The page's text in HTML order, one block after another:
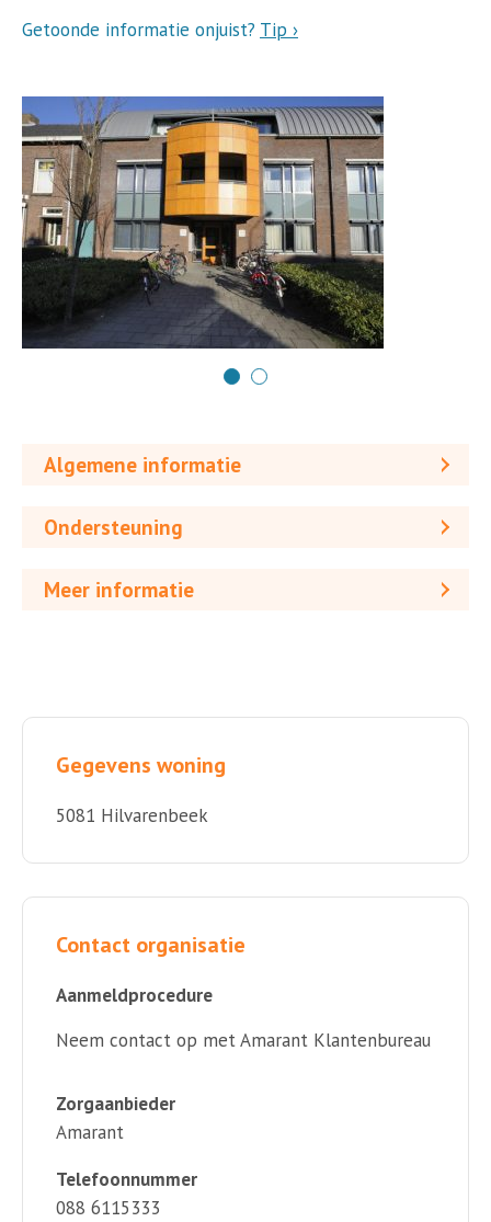
Getoonde informatie onjuist? Tip ›
Algemene informatie
Ondersteuning
Meer informatie
Gegevens woning
5081 Hilvarenbeek
Contact organisatie
Aanmeldprocedure
Neem contact op met Amarant Klantenbureau
Zorgaanbieder
Amarant
Telefoonnummer
088 6115333